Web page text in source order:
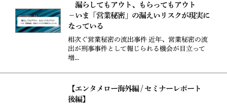
漏らしてもアウト、もらってもアウト
－いま「営業秘密」の漏えいリスクが現実に
なっている
相次ぐ営業秘密の流出事件 近年、営業秘密の流
出が刑事事件として報じられる機会が目立って
増...
【エンタメロー海外編 / セミナーレポート
後編】